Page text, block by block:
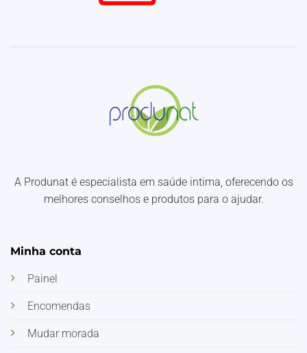
A Produnat é especialista em saúde intima, oferecendo os
melhores conselhos e produtos para o ajudar.
Minha conta
Painel
Encomendas
Mudar morada